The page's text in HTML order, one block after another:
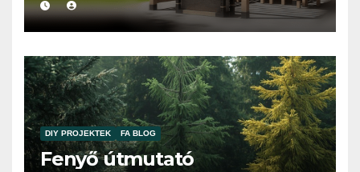
DIY PROJEKTEK FA BLOG
Fenyő útmutató